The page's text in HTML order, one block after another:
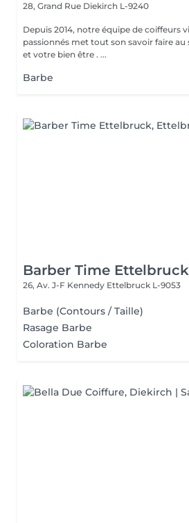
28, Grand Rue Diekirch L-9240
Depuis 2014, notre équipe de coiffeurs
passionnés met tout son savoir faire
et votre bien être . ...
Barbe
Barber Time Ettelbruck
26, Av. J-F Kennedy Ettelbruck L-9053
Barbe (Contours / Taille)
Rasage Barbe
Coloration Barbe